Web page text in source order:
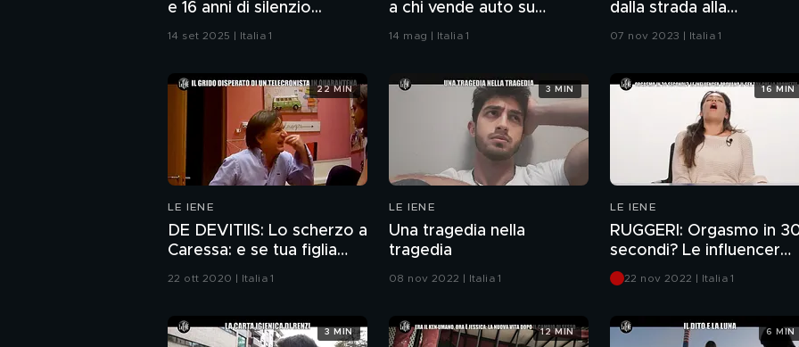
e 16 anni di silenzio...
14 set 2025 | Italia 1
a chi vende auto su
TikTok
14 mag | Italia 1
dalla strada alla
Lamborghini
07 nov 2023 | Italia 1
LE IENE
DE DEVITIIS: Lo scherzo a
Caressa: e se tua figlia
ricatta la prof con un
22 ott 2020 | Italia 1
22 MIN
LE IENE
Una tragedia nella
tragedia
08 nov 2022 | Italia 1
3 MIN
LE IENE
RUGGERI: Orgasmo in
secondi? Le influencer
provano il sex toy che lo
promette
22 nov 2022 | Italia 1
16 MIN
3 MIN 12 MIN 6 MIN